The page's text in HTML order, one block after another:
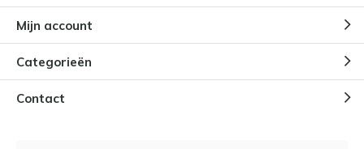
Mijn account
Categorieën
Contact